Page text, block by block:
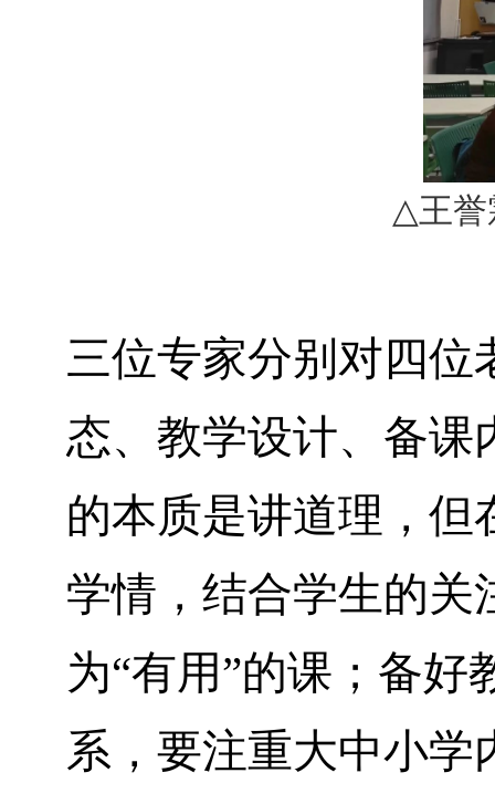
△王誉
三位专家分别对四位
态、教学设计、备课
的本质是讲道理，但
学情，结合学生的关
为“有用”的课；备
系，要注重大中小